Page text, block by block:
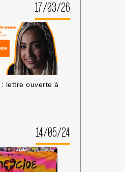
CRIMINEL·LES
DE
GUERRE
ISRAÉLIEN·NES
PRÉSUMÉ·ES
DANS
LES
MILIEUX
OU
17/03/26
: lettre ouverte à
14/05/24